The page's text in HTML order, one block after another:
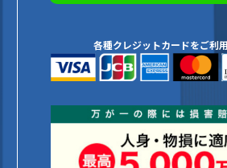
各種クレジットカードをご利